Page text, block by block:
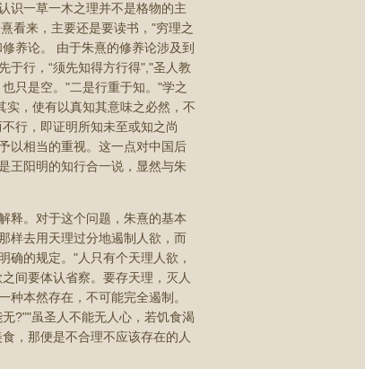
识一草一木之理并不是格物的主
看来，主要还是要读书，"穷理之
养论。 由于朱熹的修养论涉及到
于行，“须先知得方行得","圣人教
只是空。"二是行重于知。"学之
实，使有以真知其意味之必然，不
行，即证明所知未至或知之尚
以相当的重视。这一点对中国后
王阳明的知行合一说，显然与朱
释。对于这个问题，朱熹的基本
样去用天理过分地遏制人欲，而
确的规定。"人只有个天理人欲，
间要体认省察。要存天理，灭人
本然存在，不可能完全遏制。
?""虽圣人不能无人心，若饥食渴
，那便是不合理不应该存在的人